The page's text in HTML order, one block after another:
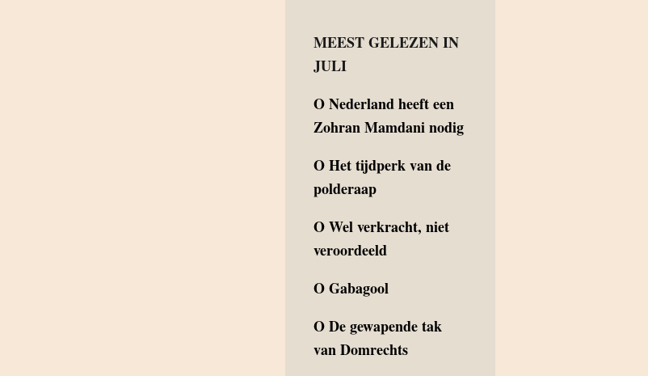
MEEST GELEZEN IN
JULI
ONederland heeft een
Zohran Mamdani nodig
OHet tijdperk van de
polderaap
OWel verkracht, niet
veroordeeld
OGabagool
ODe gewapende tak
van Domrechts